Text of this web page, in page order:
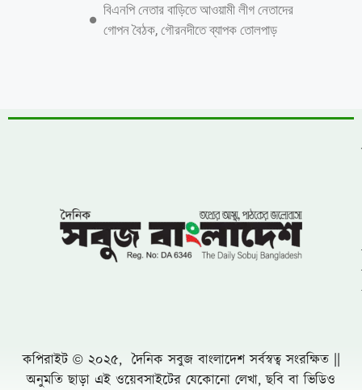
বিএনপি নেতার বাড়িতে আওয়ামী লীগ নেতাদের
গোপন বৈঠক, গৌরনদীতে ব্যাপক তোলপাড়
কপিরাইট © ২০২৫, দৈনিক সবুজ বাংলাদেশ সর্বস্বত্ব সংরক্ষিত ||
অনুমতি ছাড়া এই ওয়েবসাইটের যেকোনো লেখা, ছবি বা ভিডিও